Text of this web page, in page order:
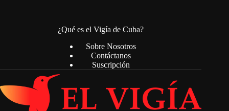
¿Qué es el Vigía de Cuba?
Sobre Nosotros
Contáctanos
Suscripción